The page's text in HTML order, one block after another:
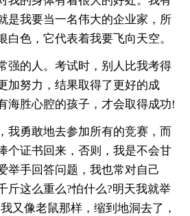
是我要当一名伟大的企业家，所
白色，它代表着我要飞向天空。
强的人。考试时，别人比我考得
加努力，结果取得了更好的成
海胜心腔的孩子，才会取得成功!
我勇敢地去参加所有的竞赛，而
个证书回来，否则，我是不会甘
举手回答问题，我也常对自己
斤这么重么?怕什么?明天我就举
又像老鼠那样，缩到地洞去了，